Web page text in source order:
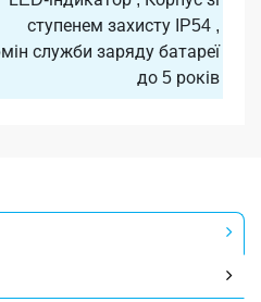
ступенем захисту IP54 ,
служби заряду батареї
до 5 років